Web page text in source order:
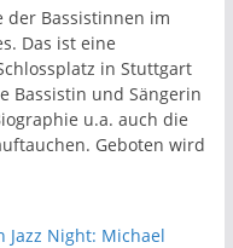
der Bassistinnen im
Das ist eine
in Stuttgart
Bassistin und Sängerin
u.a. auch die
Geboten wird
Jazz Night: Michael